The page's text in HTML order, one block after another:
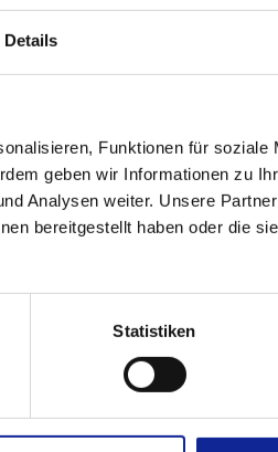
Details
Funktionen für soziale
geben wir Informationen zu
Analysen weiter. Unsere
bereitgestellt haben oder die
Statistiken